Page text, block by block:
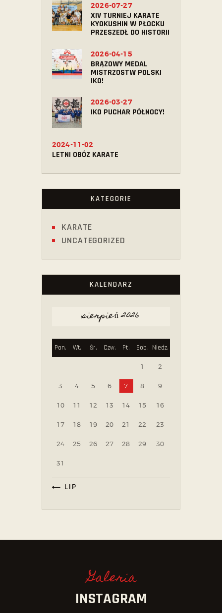
XIV TURNIEJ KARATE
KYOKUSHIN W PŁOCKU
PRZESZEDŁ DO HISTORII
2026-07-27
BRĄZOWY MEDAL
MISTRZOSTW POLSKI
IKO!
2026-04-15
IKO PUCHAR PÓŁNOCY!
2026-03-27
LETNI OBÓZ KARATE
2024-11-02
KATEGORIE
KARATE
UNCATEGORIZED
KALENDARZ
sierpień 2026
Pon. Wt. Śr. Czw. Pt. Sob. Niedz.
1 2
3 4 5 6 7 8 9
10 11 12 13 14 15 16
17 18 19 20 21 22 23
24 25 26 27 28 29 30
31
« LIP
Galeria
INSTAGRAM